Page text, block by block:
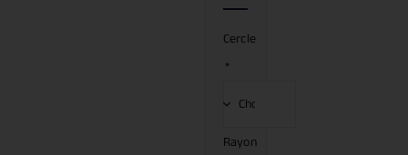
Cercle
*
Rayon